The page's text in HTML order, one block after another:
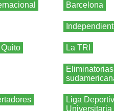
Barcelona
La TRI
Eliminatorias
Liga
Universitaria